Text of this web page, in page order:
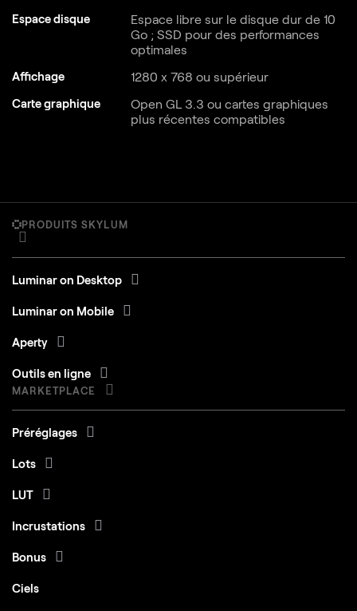
Espace disque
Espace libre sur le disque dur de 10
Go ; SSD pour des performances
optimales
Affichage 1280 x 768 ou supérieur
Carte graphique
Open GL 3.3 ou cartes graphiques
plus récentes compatibles
PRODUITS SKYLUM
Luminar on Desktop
Luminar on Mobile
Aperty
Outils en ligne
MARKETPLACE
Préréglages
Lots
LUT
Incrustations
Bonus
Ciels